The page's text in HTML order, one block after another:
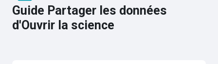
Guide Partager les données
d'Ouvrir la science